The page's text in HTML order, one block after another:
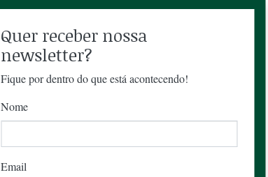
Quer receber nossa
newsletter?
Fique por dentro do que está acontecendo!
Nome
Email